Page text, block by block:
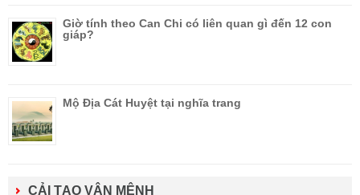
Giờ tính theo Can Chi có liên quan gì đến 12 con
giáp?
Mộ Địa Cát Huyệt tại nghĩa trang
CẢI TẠO VẬN MỆNH